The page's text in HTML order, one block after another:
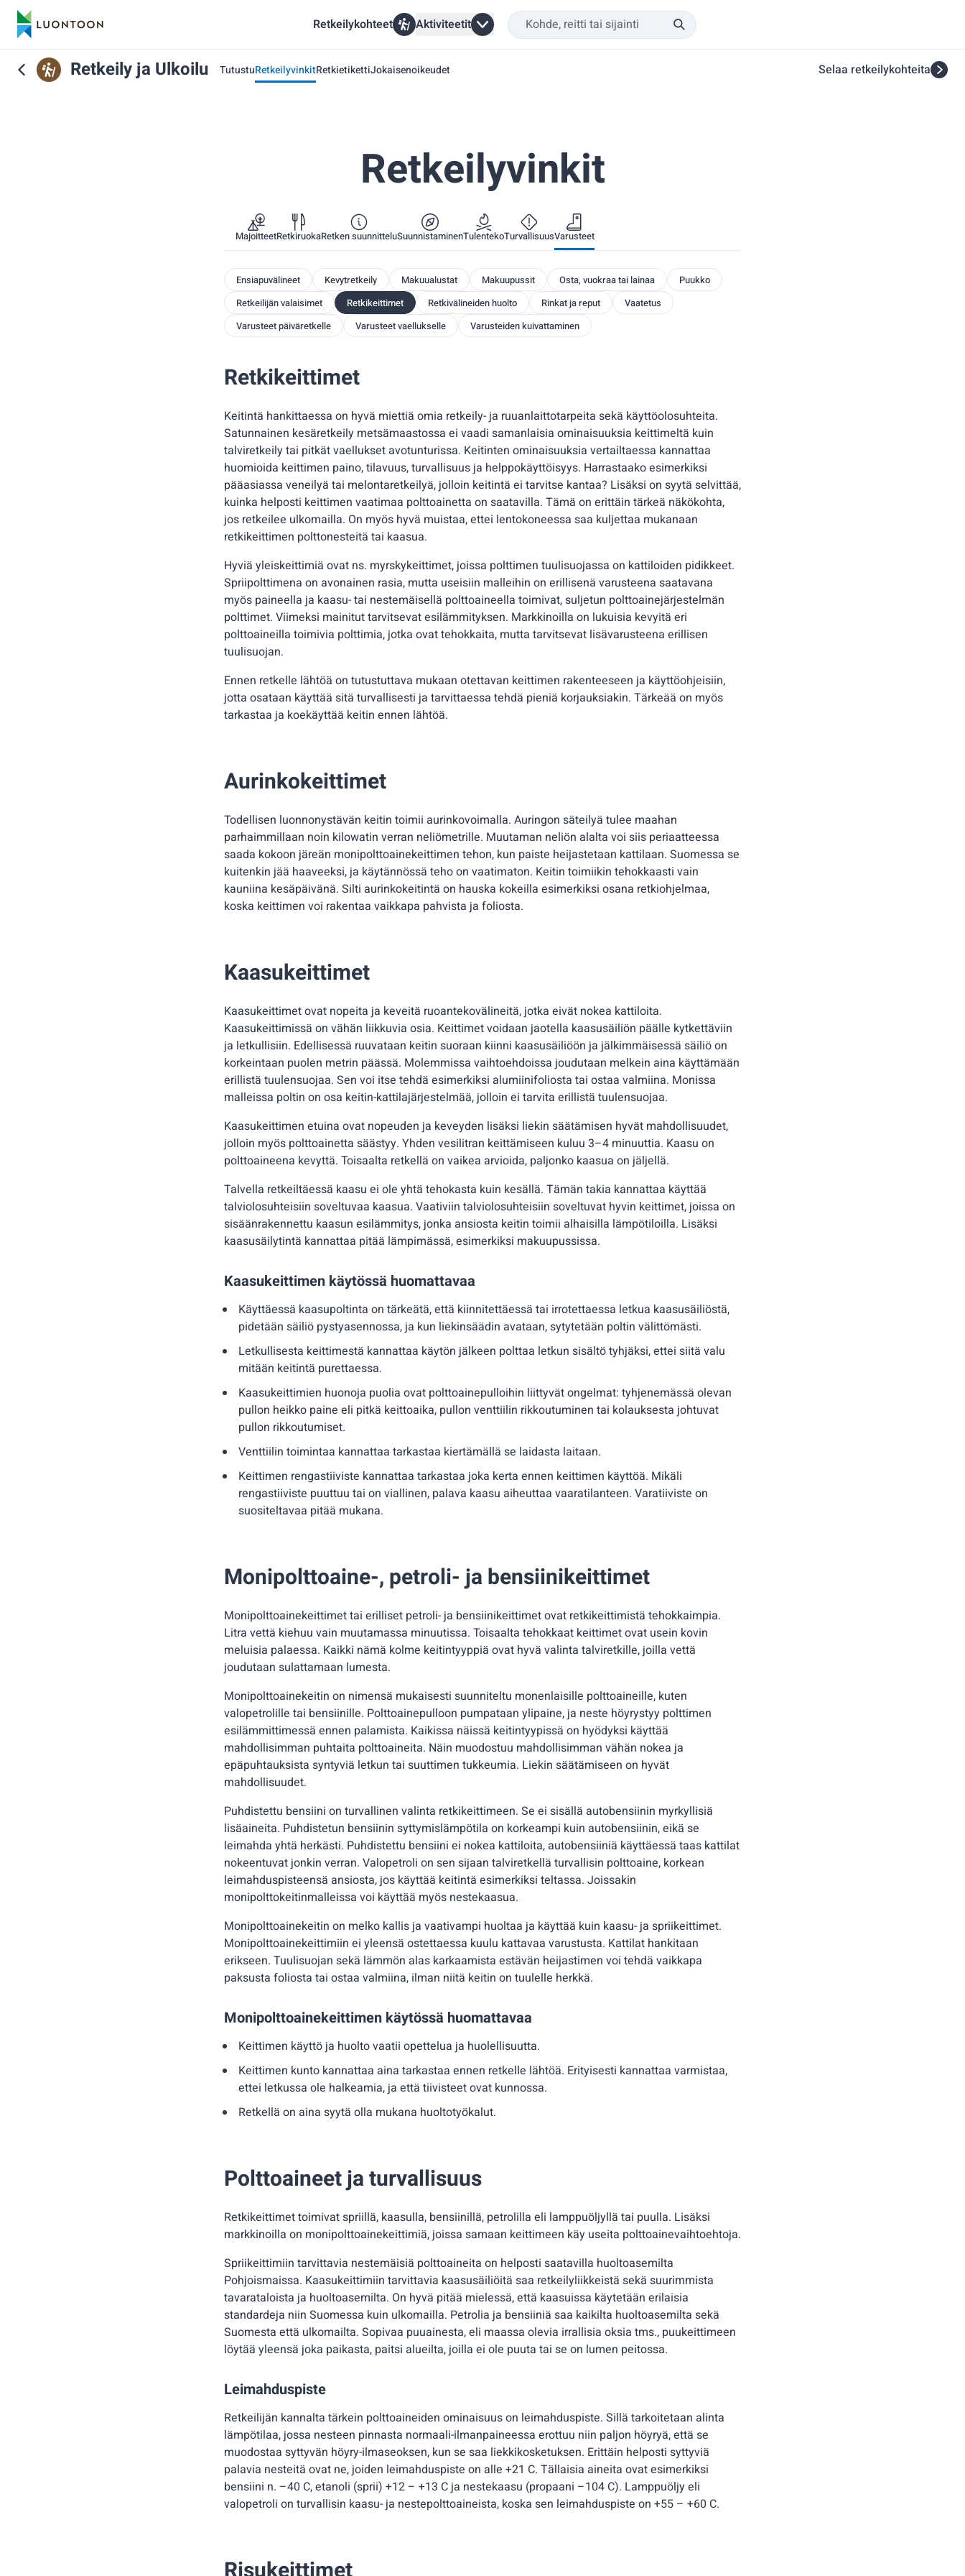
Retkeilykohteet Aktiviteetit
Retkeily ja Ulkoilu TutustuRetkeilyvinkitRetkietikettiJokaisenoikeudet Selaa retkeilykohteita
Retkeilyvinkit
MajoitteetRetkiruokaRetken suunnitteluSuunnistaminenTulentekoTurvallisuusVarusteet
Ensiapuvälineet Kevytretkeily Makuualustat Makuupussit Osta, vuokraa tai lainaa
Puukko
Retkeilijän valaisimet
Retkikeittimet Retkivälineiden huolto Rinkat ja reput
Vaatetus
Varusteet päiväretkelle
Varusteet vaellukselle Varusteiden kuivattaminen
Retkikeittimet
Keitintä hankittaessa on hyvä miettiä omia retkeily- ja ruuanlaittotarpeita sekä käyttöolosuhteita.
Satunnainen kesäretkeily metsämaastossa ei vaadi samanlaisia ominaisuuksia keittimeltä kuin
talviretkeily tai pitkät vaellukset avotunturissa. Keitinten ominaisuuksia vertailtaessa kannattaa
huomioida keittimen paino, tilavuus, turvallisuus ja helppokäyttöisyys. Harrastaako esimerkiksi
pääasiassa veneilyä tai melontaretkeilyä, jolloin keitintä ei tarvitse kantaa? Lisäksi on syytä selvittää,
kuinka helposti keittimen vaatimaa polttoainetta on saatavilla. Tämä on erittäin tärkeä näkökohta,
jos retkeilee ulkomailla. On myös hyvä muistaa, ettei lentokoneessa saa kuljettaa mukanaan
retkikeittimen polttonesteitä tai kaasua.
Hyviä yleiskeittimiä ovat ns. myrskykeittimet, joissa polttimen tuulisuojassa on kattiloiden pidikkeet.
Spriipolttimena on avonainen rasia, mutta useisiin malleihin on erillisenä varusteena saatavana
myös paineella ja kaasu- tai nestemäisellä polttoaineella toimivat, suljetun polttoainejärjestelmän
polttimet. Viimeksi mainitut tarvitsevat esilämmityksen. Markkinoilla on lukuisia kevyitä eri
polttoaineilla toimivia polttimia, jotka ovat tehokkaita, mutta tarvitsevat lisävarusteena erillisen
tuulisuojan.
Ennen retkelle lähtöä on tutustuttava mukaan otettavan keittimen rakenteeseen ja käyttöohjeisiin,
jotta osataan käyttää sitä turvallisesti ja tarvittaessa tehdä pieniä korjauksiakin. Tärkeää on myös
tarkastaa ja koekäyttää keitin ennen lähtöä.
Aurinkokeittimet
Todellisen luonnonystävän keitin toimii aurinkovoimalla. Auringon säteilyä tulee maahan
parhaimmillaan noin kilowatin verran neliömetrille. Muutaman neliön alalta voi siis periaatteessa
saada kokoon järeän monipolttoainekeittimen tehon, kun paiste heijastetaan kattilaan. Suomessa se
kuitenkin jää haaveeksi, ja käytännössä teho on vaatimaton. Keitin toimiikin tehokkaasti vain
kauniina kesäpäivänä. Silti aurinkokeitintä on hauska kokeilla esimerkiksi osana retkiohjelmaa,
koska keittimen voi rakentaa vaikkapa pahvista ja foliosta.
Kaasukeittimet
Kaasukeittimet ovat nopeita ja keveitä ruoantekovälineitä, jotka eivät nokea kattiloita.
Kaasukeittimissä on vähän liikkuvia osia. Keittimet voidaan jaotella kaasusäiliön päälle kytkettäviin
ja letkullisiin. Edellisessä ruuvataan keitin suoraan kiinni kaasusäiliöön ja jälkimmäisessä säiliö on
korkeintaan puolen metrin päässä. Molemmissa vaihtoehdoissa joudutaan melkein aina käyttämään
erillistä tuulensuojaa. Sen voi itse tehdä esimerkiksi alumiinifoliosta tai ostaa valmiina. Monissa
malleissa poltin on osa keitin-kattilajärjestelmää, jolloin ei tarvita erillistä tuulensuojaa.
Kaasukeittimen etuina ovat nopeuden ja keveyden lisäksi liekin säätämisen hyvät mahdollisuudet,
jolloin myös polttoainetta säästyy. Yhden vesilitran keittämiseen kuluu 3–4 minuuttia. Kaasu on
polttoaineena kevyttä. Toisaalta retkellä on vaikea arvioida, paljonko kaasua on jäljellä.
Talvella retkeiltäessä kaasu ei ole yhtä tehokasta kuin kesällä. Tämän takia kannattaa käyttää
talviolosuhteisiin soveltuvaa kaasua. Vaativiin talviolosuhteisiin soveltuvat hyvin keittimet, joissa on
sisäänrakennettu kaasun esilämmitys, jonka ansiosta keitin toimii alhaisilla lämpötiloilla. Lisäksi
kaasusäilytintä kannattaa pitää lämpimässä, esimerkiksi makuupussissa.
Kaasukeittimen käytössä huomattavaa
Käyttäessä kaasupoltinta on tärkeätä, että kiinnitettäessä tai irrotettaessa letkua kaasusäiliöstä,
pidetään säiliö pystyasennossa, ja kun liekinsäädin avataan, sytytetään poltin välittömästi.
Letkullisesta keittimestä kannattaa käytön jälkeen polttaa letkun sisältö tyhjäksi, ettei siitä valu
mitään keitintä purettaessa.
Kaasukeittimien huonoja puolia ovat polttoainepulloihin liittyvät ongelmat: tyhjenemässä olevan
pullon heikko paine eli pitkä keittoaika, pullon venttiilin rikkoutuminen tai kolauksesta johtuvat
pullon rikkoutumiset.
Venttiilin toimintaa kannattaa tarkastaa kiertämällä se laidasta laitaan.
Keittimen rengastiiviste kannattaa tarkastaa joka kerta ennen keittimen käyttöä. Mikäli
rengastiiviste puuttuu tai on viallinen, palava kaasu aiheuttaa vaaratilanteen. Varatiiviste on
suositeltavaa pitää mukana.
Monipolttoaine-, petroli- ja bensiinikeittimet
Monipolttoainekeittimet tai erilliset petroli- ja bensiinikeittimet ovat retkikeittimistä tehokkaimpia.
Litra vettä kiehuu vain muutamassa minuutissa. Toisaalta tehokkaat keittimet ovat usein kovin
meluisia palaessa. Kaikki nämä kolme keitintyyppiä ovat hyvä valinta talviretkille, joilla vettä
joudutaan sulattamaan lumesta.
Monipolttoainekeitin on nimensä mukaisesti suunniteltu monenlaisille polttoaineille, kuten
valopetrolille tai bensiinille. Polttoainepulloon pumpataan ylipaine, ja neste höyrystyy polttimen
esilämmittimessä ennen palamista. Kaikissa näissä keitintyypissä on hyödyksi käyttää
mahdollisimman puhtaita polttoaineita. Näin muodostuu mahdollisimman vähän nokea ja
epäpuhtauksista syntyviä letkun tai suuttimen tukkeumia. Liekin säätämiseen on hyvät
mahdollisuudet.
Puhdistettu bensiini on turvallinen valinta retkikeittimeen. Se ei sisällä autobensiinin myrkyllisiä
lisäaineita. Puhdistetun bensiinin syttymislämpötila on korkeampi kuin autobensiinin, eikä se
leimahda yhtä herkästi. Puhdistettu bensiini ei nokea kattiloita, autobensiiniä käyttäessä taas kattilat
nokeentuvat jonkin verran. Valopetroli on sen sijaan talviretkellä turvallisin polttoaine, korkean
leimahduspisteensä ansiosta, jos käyttää keitintä esimerkiksi teltassa. Joissakin
monipolttokeitinmalleissa voi käyttää myös nestekaasua.
Monipolttoainekeitin on melko kallis ja vaativampi huoltaa ja käyttää kuin kaasu- ja spriikeittimet.
Monipolttoainekeittimiin ei yleensä ostettaessa kuulu kattavaa varustusta. Kattilat hankitaan
erikseen. Tuulisuojan sekä lämmön alas karkaamista estävän heijastimen voi tehdä vaikkapa
paksusta foliosta tai ostaa valmiina, ilman niitä keitin on tuulelle herkkä.
Monipolttoainekeittimen käytössä huomattavaa
Keittimen käyttö ja huolto vaatii opettelua ja huolellisuutta.
Keittimen kunto kannattaa aina tarkastaa ennen retkelle lähtöä. Erityisesti kannattaa varmistaa,
ettei letkussa ole halkeamia, ja että tiivisteet ovat kunnossa.
Retkellä on aina syytä olla mukana huoltotyökalut.
Polttoaineet ja turvallisuus
Retkikeittimet toimivat spriillä, kaasulla, bensiinillä, petrolilla eli lamppuöljyllä tai puulla. Lisäksi
markkinoilla on monipolttoainekeittimiä, joissa samaan keittimeen käy useita polttoainevaihtoehtoja.
Spriikeittimiin tarvittavia nestemäisiä polttoaineita on helposti saatavilla huoltoasemilta
Pohjoismaissa. Kaasukeittimiin tarvittavia kaasusäiliöitä saa retkeilyliikkeistä sekä suurimmista
tavarataloista ja huoltoasemilta. On hyvä pitää mielessä, että kaasuissa käytetään erilaisia
standardeja niin Suomessa kuin ulkomailla. Petrolia ja bensiiniä saa kaikilta huoltoasemilta sekä
Suomesta että ulkomailta. Sopivaa puuainesta, eli maassa olevia irrallisia oksia tms., puukeittimeen
löytää yleensä joka paikasta, paitsi alueilta, joilla ei ole puuta tai se on lumen peitossa.
Leimahduspiste
Retkeilijän kannalta tärkein polttoaineiden ominaisuus on leimahduspiste. Sillä tarkoitetaan alinta
lämpötilaa, jossa nesteen pinnasta normaali-ilmanpaineessa erottuu niin paljon höyryä, että se
muodostaa syttyvän höyry-ilmaseoksen, kun se saa liekkikosketuksen. Erittäin helposti syttyviä
palavia nesteitä ovat ne, joiden leimahduspiste on alle +21 C. Tällaisia aineita ovat esimerkiksi
bensiini n. –40 C, etanoli (sprii) +12 – +13 C ja nestekaasu (propaani –104 C). Lamppuöljy eli
valopetroli on turvallisin kaasu- ja nestepolttoaineista, koska sen leimahduspiste on +55 – +60 C.